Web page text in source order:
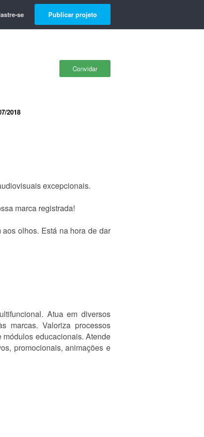
se Publicar projeto
Convidar
2018
excepcionais.
marca registrada!
olhos. Está na hora de dar
Atua em diversos
marcas. Valoriza processos
educacionais. Atende
promocionais, animações e